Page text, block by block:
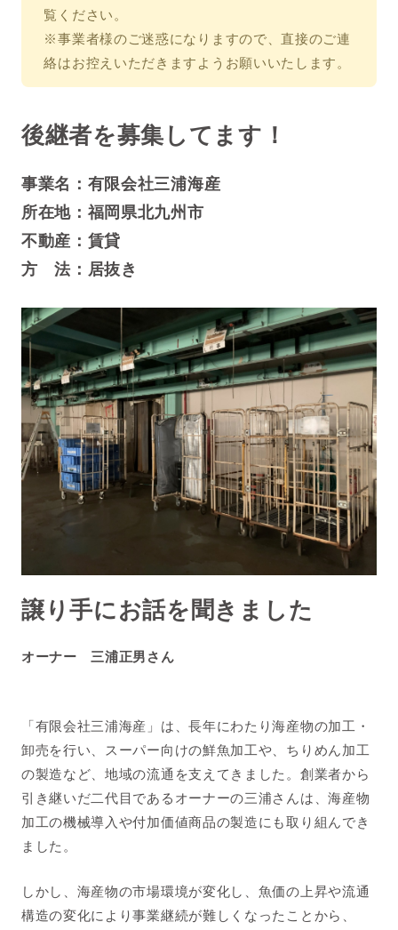
覧ください。
※事業者様のご迷惑になりますので、直接のご連
絡はお控えいただきますようお願いいたします。
後継者を募集してます！
事業名：有限会社三浦海産
所在地：福岡県北九州市
不動産：賃貸
方 法：居抜き
譲り手にお話を聞きました
オーナー 三浦正男さん
「有限会社三浦海産」は、長年にわたり海産物の加工・
卸売を行い、スーパー向けの鮮魚加工や、ちりめん加工
の製造など、地域の流通を支えてきました。創業者から
引き継いだ二代目であるオーナーの三浦さんは、海産物
加工の機械導入や付加価値商品の製造にも取り組んでき
ました。
しかし、海産物の市場環境が変化し、魚価の上昇や流通
構造の変化により事業継続が難しくなったことから、